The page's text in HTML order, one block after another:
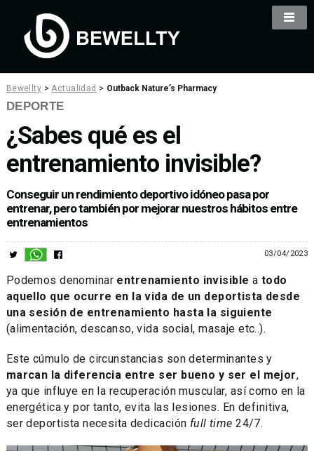
Bewellty >Actualidad > Outback Nature’s Pharmacy
DEPORTE
¿Sabes qué es el
entrenamiento invisible?
Conseguir un rendimiento deportivo idóneo pasa por
entrenar, pero también por mejorar nuestros hábitos entre
entrenamientos
03/04/2023
Podemos denominar entrenamiento invisible a todo
aquello que ocurre en la vida de un deportista desde
una sesión de entrenamiento hasta la siguiente
(alimentación, descanso, vida social, masaje etc..).
Este cúmulo de circunstancias son determinantes y
marcan la diferencia entre ser bueno y ser el mejor,
ya que influye en la recuperación muscular, así como en la
energética y por tanto, evita las lesiones. En definitiva,
ser deportista necesita dedicación full time 24/7.